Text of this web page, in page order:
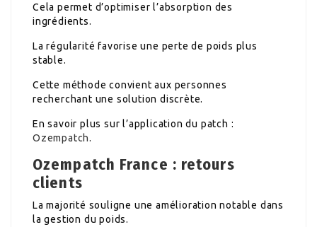
Cela permet d’optimiser l’absorption des
ingrédients.
La régularité favorise une perte de poids plus
stable.
Cette méthode convient aux personnes
recherchant une solution discrète.
En savoir plus sur l’application du patch :
Ozempatch.
Ozempatch France : retours
clients
La majorité souligne une amélioration notable dans
la gestion du poids.